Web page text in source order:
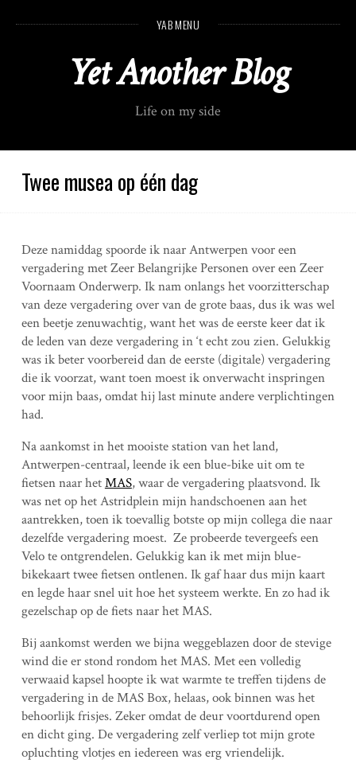
n
YAB MENU
Yet Another Blog
Life on my side
Twee musea op één dag
Deze namiddag spoorde ik naar Antwerpen voor een
vergadering met Zeer Belangrijke Personen over een Zeer
Voornaam Onderwerp. Ik nam onlangs het voorzitterschap
van deze vergadering over van de grote baas, dus ik was wel
een beetje zenuwachtig, want het was de eerste keer dat ik
de leden van deze vergadering in ‘t echt zou zien. Gelukkig
was ik beter voorbereid dan de eerste (digitale) vergadering
die ik voorzat, want toen moest ik onverwacht inspringen
voor mijn baas, omdat hij last minute andere verplichtingen
had.
Na aankomst in het mooiste station van het land,
Antwerpen-centraal, leende ik een blue-bike uit om te
fietsen naar hetMAS, waar de vergadering plaatsvond. Ik
was net op het Astridplein mijn handschoenen aan het
aantrekken, toen ik toevallig botste op mijn collega die naar
dezelfde vergadering moest. Ze probeerde tevergeefs een
Velo te ontgrendelen. Gelukkig kan ik met mijn blue-
bikekaart twee fietsen ontlenen. Ik gaf haar dus mijn kaart
en legde haar snel uit hoe het systeem werkte. En zo had ik
gezelschap op de fiets naar het MAS.
Bij aankomst werden we bijna weggeblazen door de stevige
wind die er stond rondom het MAS. Met een volledig
verwaaid kapsel hoopte ik wat warmte te treffen tijdens de
vergadering in de MAS Box, helaas, ook binnen was het
behoorlijk frisjes. Zeker omdat de deur voortdurend open
en dicht ging. De vergadering zelf verliep tot mijn grote
opluchting vlotjes en iedereen was erg vriendelijk.